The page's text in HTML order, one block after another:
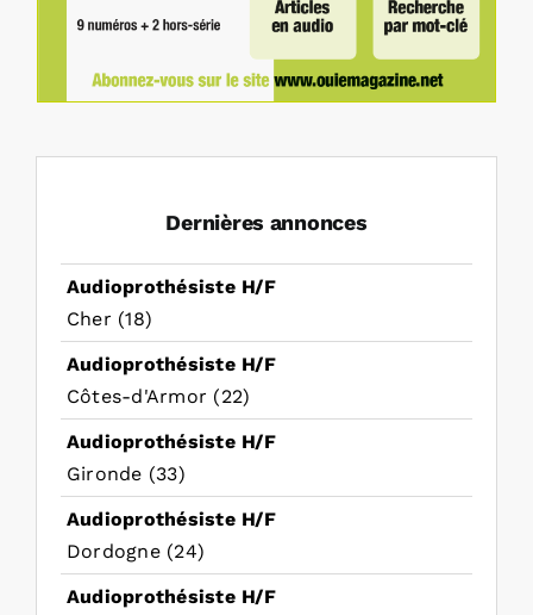
Dernières annonces
Audioprothésiste H/F
Cher (18)
Audioprothésiste H/F
Côtes-d'Armor (22)
Audioprothésiste H/F
Gironde (33)
Audioprothésiste H/F
Dordogne (24)
Audioprothésiste H/F